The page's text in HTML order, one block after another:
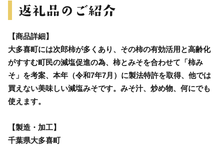
【商品詳細】
大多喜町には次郎柿が多くあり、その柿の有効活用と高齢化
がすすむ町民の減塩促進の為、柿とみそを合わせて「柿み
そ」を考案、本年（令和7年7月）に製法特許を取得、他では
買えない美味しい減塩みそです。みそ汁、炒め物、何にでも
使えます。
【製造・加工】
千葉県大多喜町